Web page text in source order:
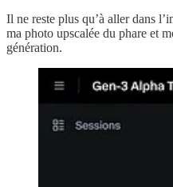
Il ne reste plus qu’à aller dans
ma photo upscalée du phare et
génération.